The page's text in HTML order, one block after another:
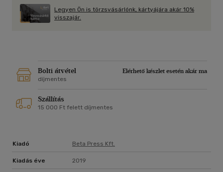
különleges sztorikban a mezőny minden szintjén, emellett
pedig kötetünk már a 2020-as évadra, annak új felállásaira és
Legyen Ön is törzsvásárlónk, kártyájára akár 10%
visszajár.
Bolti átvétel
Elérhető készlet esetén akár ma
díjmentes
Szállítás
15 000 Ft felett díjmentes
Kiadó Beta Press Kft.
Kiadás éve 2019